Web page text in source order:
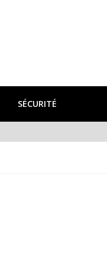
SÉCURITÉ